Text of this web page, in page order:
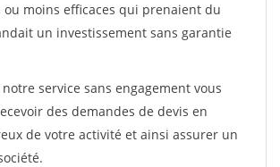
ou moins efficaces qui prenaient du
un investissement sans garantie
service sans engagement vous
des demandes de devis en
de votre activité et ainsi assurer un